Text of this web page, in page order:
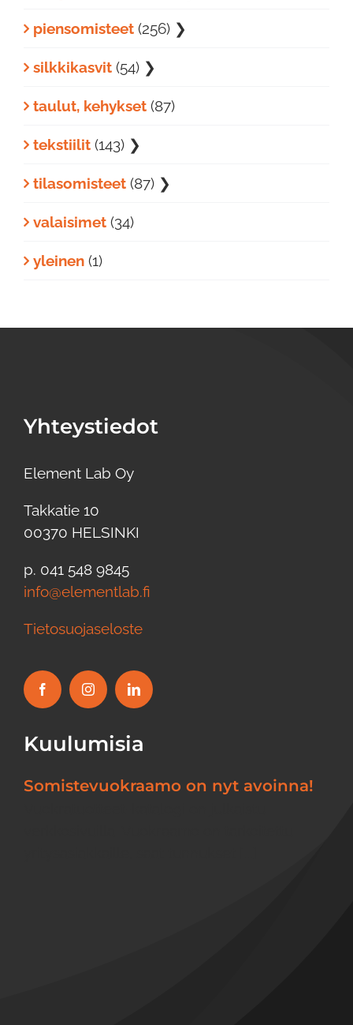
piensomisteet (256) ❯
silkkikasvit (54) ❯
taulut, kehykset (87)
tekstiilit (143) ❯
tilasomisteet (87) ❯
valaisimet (34)
yleinen (1)
Yhteystiedot
Element Lab Oy
Takkatie 10
00370 HELSINKI
p. 041 548 9845
info@elementlab.fi
Tietosuojaseloste
Kuulumisia
Somistevuokraamo on nyt avoinna!